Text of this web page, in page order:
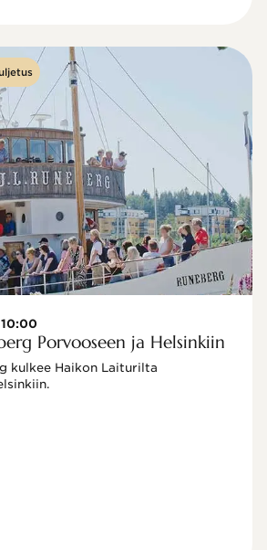
Porvooseen ja Helsinkiin
kulkee Haikon Laiturilta